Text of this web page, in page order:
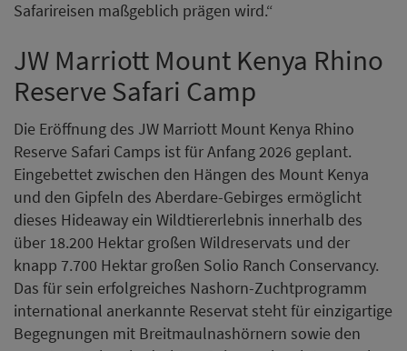
Safarireisen maßgeblich prägen wird.“
JW Marriott Mount Kenya Rhino
Reserve Safari Camp
Die Eröffnung des JW Marriott Mount Kenya Rhino
Reserve Safari Camps ist für Anfang 2026 geplant.
Eingebettet zwischen den Hängen des Mount Kenya
und den Gipfeln des Aberdare-Gebirges ermöglicht
dieses Hideaway ein Wildtiererlebnis innerhalb des
über 18.200 Hektar großen Wildreservats und der
knapp 7.700 Hektar großen Solio Ranch Conservancy.
Das für sein erfolgreiches Nashorn-Zuchtprogramm
international anerkannte Reservat steht für einzigartige
Begegnungen mit Breitmaulnashörnern sowie den